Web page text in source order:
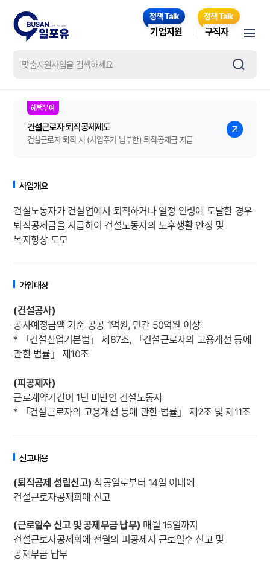
기업지원 구직자
건설근로자 퇴직공제제도
건설근로자 퇴직 시 (사업주가 납부한) 퇴직공제금 지급
사업개요
건설노동자가 건설업에서 퇴직하거나 일정 연령에 도달한 경우
퇴직공제금을 지급하여 건설노동자의 노후생활 안정 및
복지향상 도모
가입대상
(건설공사)
공사예정금액 기준 공공 1억원, 민간 50억원 이상
* 「건설산업기본법」 제87조, 「건설근로자의 고용개선 등에
관한 법률」 제10조
(피공제자)
근로계약기간이 1년 미만인 건설노동자
* 「건설근로자의 고용개선 등에 관한 법률」 제2조 및 제11조
신고내용
(퇴직공제 성립신고) 착공일로부터 14일 이내에
건설근로자공제회에 신고
(근로일수 신고 및 공제부금 납부) 매월 15일까지
건설근로자공제회에 전월의 피공제자 근로일수 신고 및
공제부금 납부